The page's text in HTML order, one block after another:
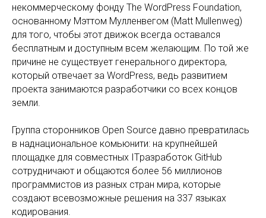
некоммерческому фонду The WordPress Foundation,
основанному Мэттом Мулленвегом (Matt Mullenweg)
для того, чтобы этот движок всегда оставался
бесплатным и доступным всем желающим. По той же
причине не существует генерального директора,
который отвечает за WordPress, ведь развитием
проекта занимаются разработчики со всех концов
земли.
Группа сторонников Open Source давно превратилась
в наднациональное комьюнити: на крупнейшей
площадке для совместных ITразработок GitHub
сотрудничают и общаются более 56 миллионов
программистов из разных стран мира, которые
создают всевозможные решения на 337 языках
кодирования.